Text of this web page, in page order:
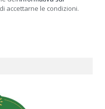
accettarne le condizioni.